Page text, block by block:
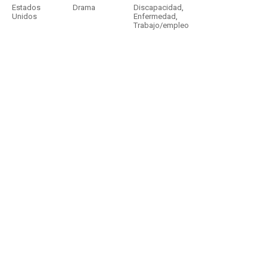
Estados
Unidos
Drama Discapacidad,
Enfermedad,
Trabajo/empleo